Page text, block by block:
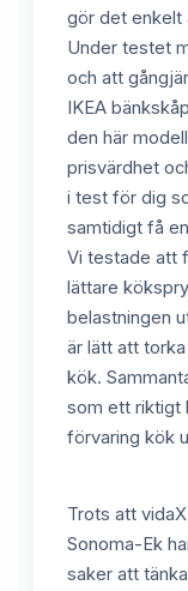
gör det enkelt
Under testet
och att
IKEA
den här
prisvärdhet
i test för dig
samtidigt få
Vi testade att
lättare
belastningen
är lätt att
kök.
som ett riktigt
förvaring kök
Trots att
Sonoma-Ek
saker att